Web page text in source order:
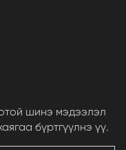
шинэ мэдээлэл
бүртгүүлнэ үү.